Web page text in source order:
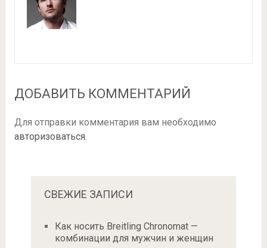
ДОБАВИТЬ КОММЕНТАРИЙ
Для отправки комментария вам необходимо
авторизоваться.
СВЕЖИЕ ЗАПИСИ
Как носить Breitling Chronomat —
комбинации для мужчин и женщин